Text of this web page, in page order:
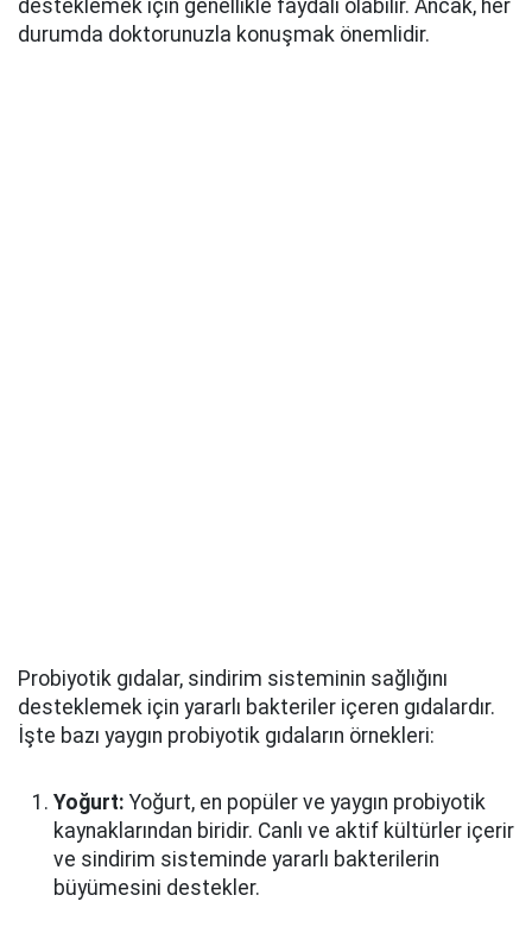
desteklemek için genellikle faydalı olabilir. Ancak, her
durumda doktorunuzla konuşmak önemlidir.
Probiyotik gıdalar, sindirim sisteminin sağlığını
desteklemek için yararlı bakteriler içeren gıdalardır.
İşte bazı yaygın probiyotik gıdaların örnekleri:
Yoğurt: Yoğurt, en popüler ve yaygın probiyotik
kaynaklarından biridir. Canlı ve aktif kültürler içerir
ve sindirim sisteminde yararlı bakterilerin
büyümesini destekler.